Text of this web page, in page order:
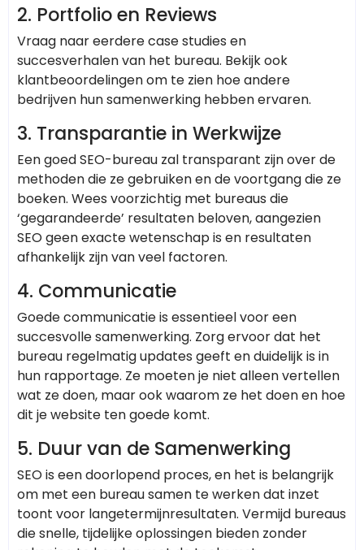
2. Portfolio en Reviews
Vraag naar eerdere case studies en
succesverhalen van het bureau. Bekijk ook
klantbeoordelingen om te zien hoe andere
bedrijven hun samenwerking hebben ervaren.
3. Transparantie in Werkwijze
Een goed SEO-bureau zal transparant zijn over de
methoden die ze gebruiken en de voortgang die ze
boeken. Wees voorzichtig met bureaus die
‘gegarandeerde’ resultaten beloven, aangezien
SEO geen exacte wetenschap is en resultaten
afhankelijk zijn van veel factoren.
4. Communicatie
Goede communicatie is essentieel voor een
succesvolle samenwerking. Zorg ervoor dat het
bureau regelmatig updates geeft en duidelijk is in
hun rapportage. Ze moeten je niet alleen vertellen
wat ze doen, maar ook waarom ze het doen en hoe
dit je website ten goede komt.
5. Duur van de Samenwerking
SEO is een doorlopend proces, en het is belangrijk
om met een bureau samen te werken dat inzet
toont voor langetermijnresultaten. Vermijd bureaus
die snelle, tijdelijke oplossingen bieden zonder